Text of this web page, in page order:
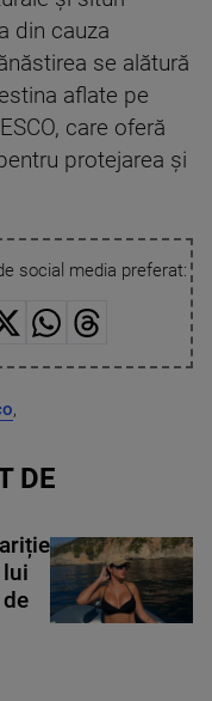
din cauza
se alătură
aflate pe
care oferă
protejarea şi
social media preferat:
,
DE
lui